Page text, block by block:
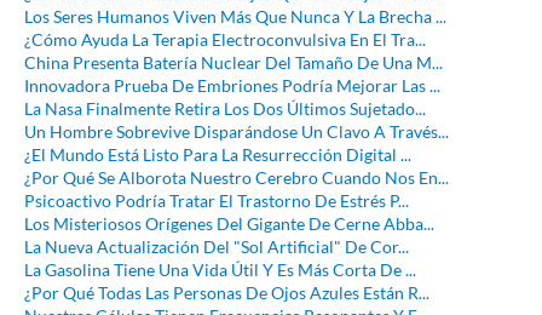
Los Seres Humanos Viven Más Que Nunca Y La Brecha ...
¿Cómo Ayuda La Terapia Electroconvulsiva En El Tra...
China Presenta Batería Nuclear Del Tamaño De Una M...
Innovadora Prueba De Embriones Podría Mejorar Las ...
La Nasa Finalmente Retira Los Dos Últimos Sujetado...
Un Hombre Sobrevive Disparándose Un Clavo A Través...
¿El Mundo Está Listo Para La Resurrección Digital ...
¿Por Qué Se Alborota Nuestro Cerebro Cuando Nos En...
Psicoactivo Podría Tratar El Trastorno De Estrés P...
Los Misteriosos Orígenes Del Gigante De Cerne Abba...
La Nueva Actualización Del "Sol Artificial" De Cor...
La Gasolina Tiene Una Vida Útil Y Es Más Corta De ...
¿Por Qué Todas Las Personas De Ojos Azules Están R...